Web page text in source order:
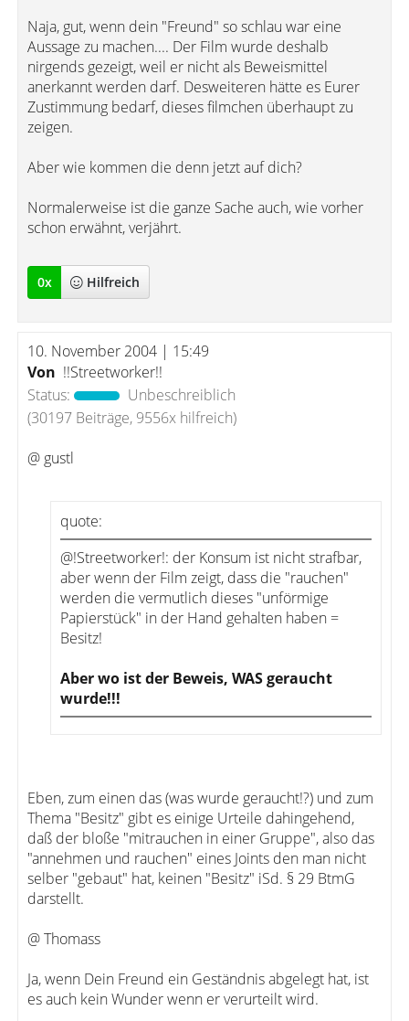
Naja, gut, wenn dein "Freund" so schlau war eine
Aussage zu machen.... Der Film wurde deshalb
nirgends gezeigt, weil er nicht als Beweismittel
anerkannt werden darf. Desweiteren hätte es Eurer
Zustimmung bedarf, dieses filmchen überhaupt zu
zeigen.
Aber wie kommen die denn jetzt auf dich?
Normalerweise ist die ganze Sache auch, wie vorher
schon erwähnt, verjährt.
0x Hilfreich
10. November 2004 | 15:49
Von !!Streetworker!!
Status:
Unbeschreiblich
(30197 Beiträge, 9556x hilfreich)
@ gustl
quote:
@!Streetworker!: der Konsum ist nicht strafbar,
aber wenn der Film zeigt, dass die "rauchen"
werden die vermutlich dieses "unförmige
Papierstück" in der Hand gehalten haben =
Besitz!
Aber wo ist der Beweis, WAS geraucht
wurde!!!
Eben, zum einen das (was wurde geraucht!?) und zum
Thema "Besitz" gibt es einige Urteile dahingehend,
daß der bloße "mitrauchen in einer Gruppe", also das
"annehmen und rauchen" eines Joints den man nicht
selber "gebaut" hat, keinen "Besitz" iSd. § 29 BtmG
darstellt.
@ Thomass
Ja, wenn Dein Freund ein Geständnis abgelegt hat, ist
es auch kein Wunder wenn er verurteilt wird.